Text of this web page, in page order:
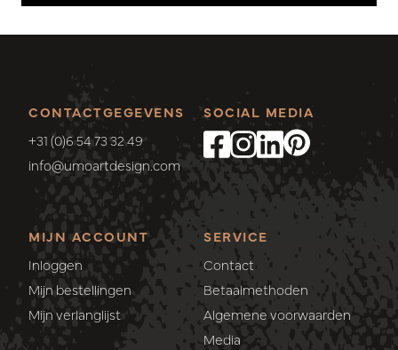
CONTACTGEGEVENS
+31 (0)6 54 73 32 49
info@umoartdesign.com
MIJN ACCOUNT
Inloggen
Mijn bestellingen
Mijn verlanglijst
SERVICE
Contact
Betaalmethoden
Algemene voorwaarden
Media
SOCIAL MEDIA